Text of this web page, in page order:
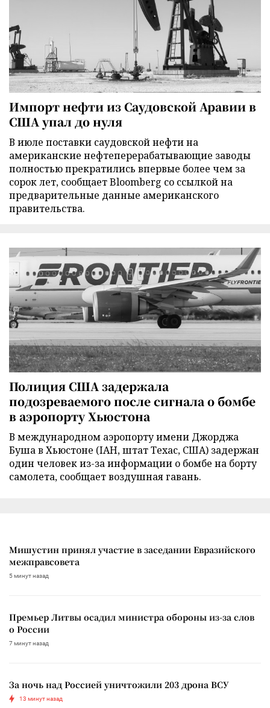
Импорт нефти из Саудовской Аравии в
США упал до нуля
В июле поставки саудовской нефти на
американские нефтеперерабатывающие заводы
полностью прекратились впервые более чем за
сорок лет, сообщает Bloomberg со ссылкой на
предварительные данные американского
правительства.
Полиция США задержала
подозреваемого после сигнала о бомбе
в аэропорту Хьюстона
В международном аэропорту имени Джорджа
Буша в Хьюстоне (IAH, штат Техас, США) задержан
один человек из-за информации о бомбе на борту
самолета, сообщает воздушная гавань.
Мишустин принял участие в заседании Евразийского
межправсовета
5 минут назад
Премьер Литвы осадил министра обороны из-за слов
о России
7 минут назад
За ночь над Россией уничтожили 203 дрона ВСУ
13 минут назад